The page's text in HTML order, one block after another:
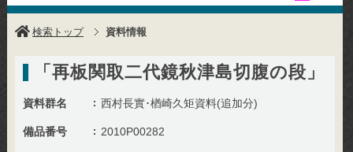
検索トップ 資料情報
「再板関取二代鏡秋津島切腹の段」
資料群名 西村長實･楢崎久矩資料(追加分)
備品番号 2010P00282